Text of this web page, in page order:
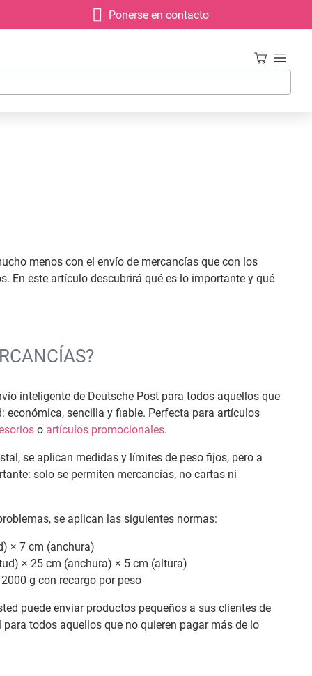
Ponerse en contacto
menos con el envío de mercancías que con los
En este artículo descubrirá qué es lo importante y qué
inteligente de Deutsche Post para todos aquellos que
económica, sencilla y fiable. Perfecta para artículos
o artículos promocionales.
se aplican medidas y límites de peso fijos, pero a
solo se permiten mercancías, no cartas ni
se aplican las siguientes normas:
× 7 cm (anchura)
× 25 cm (anchura) × 5 cm (altura)
g con recargo por peso
puede enviar productos pequeños a sus clientes de
todos aquellos que no quieren pagar más de lo